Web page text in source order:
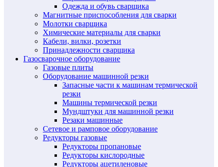
Одежда и обувь сварщика
Магнитные приспособления для сварки
Молотки сварщика
Химические материалы для сварки
Кабели, вилки, розетки
Принадлежности сварщика
Газосварочное оборудование
Газовые плиты
Оборудование машинной резки
Запасные части к машинам термической
резки
Машины термической резки
Мундштуки для машинной резки
Резаки машинные
Сетевое и рамповое оборудование
Редукторы газовые
Редукторы пропановые
Редукторы кислородные
Редукторы ацетиленовые